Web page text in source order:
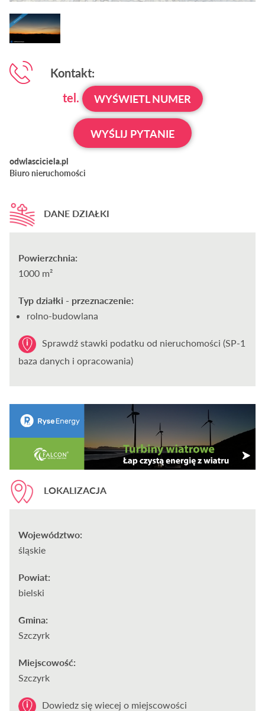
Kontakt:
tel.
WYŚWIETL NUMER
WYŚLIJ PYTANIE
odwlasciciela.pl
Biuro nieruchomości
DANE DZIAŁKI
Powierzchnia:
1000 m²
Typ działki - przeznaczenie:
rolno-budowlana
Sprawdź stawki podatku od nieruchomości (SP-1
baza danych i opracowania)
LOKALIZACJA
Województwo:
śląskie
Powiat:
bielski
Gmina:
Szczyrk
Miejscowość:
Szczyrk
Dowiedz się wiecej o miejscowości